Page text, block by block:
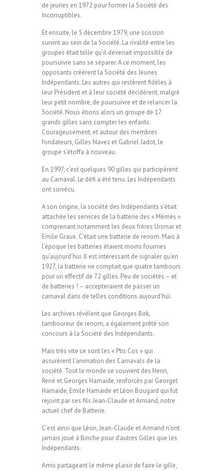
de jeunes en 1972 pour former la Société des
Incorruptibles.
Et ensuite, le 5 décembre 1979, une scission
survint au sein de la Société. La rivalité entre les
groupes était telle qu’il devenait impossible de
poursuivre sans se séparer. A ce moment, les
opposants créèrent la Société des Jeunes
Indépendants. Les autres qui restèrent fidèles à
leur Président et à leur société décidèrent, malgré
leur petit nombre, de poursuivre et de relancer la
Société. Nous étions alors un groupe de 17
grands gilles sans compter les enfants.
Courageusement, et autour des membres
fondateurs, Gilles Navez et Gabriel Jadot, le
groupe s’étoffa à nouveau.
En 1997, c’est quelques 90 gilles qui participèrent
au Carnaval. Le défi a été tenu. Les Indépendants
ont survécu.
A son origine, la société des Indépendants s’était
attachée les services de la batterie des « Mémés »
comprenant notamment les deux frères Ursmar et
Emile Graux. C’était une batterie de renom. Mais à
l’époque les batteries étaient moins fournies
qu’aujourd’hui. Il est intéressant de signaler qu’en
1927, la batterie ne comptait que quatre tambours
pour un effectif de 72 gilles. Peu de sociétés – et
de batteries ! – accepteraient de passer un
carnaval dans de telles conditions aujourd’hui.
Les archives révèlent que Georges Birk,
tamboureur de renom, a également prêté son
concours à la Société des Indépendants.
Mais très vite ce sont les « Ptis Cos » qui
assurèrent l’animation des Carnavals de la
société. Tout le monde se souvient des Henri,
René et Georges Hamaide, renforcés par Georget
Hamaide, Emile Hamaide et Léon Bougard qui fut
rejoint par ses fils Jean-Claude et Armand, notre
actuel chef de Batterie.
C’est ainsi que Léon, Jean-Claude et Armand n’ont
jamais joué à Binche pour d’autres Gilles que les
Indépendants.
Amis partageant le même plaisir de faire le gille,